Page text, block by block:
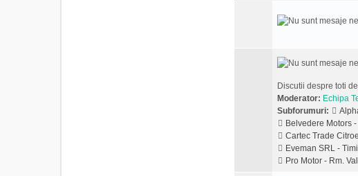
Discutii despre toti
Moderator: Echipa
Subforumuri:
Belvedere Motors
Cartec Trade
Eveman SRL -
Pro Motor - Rm.